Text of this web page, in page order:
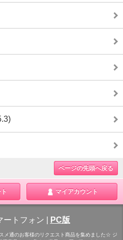
ページの先頭へ戻る
マイアカウント
ートフォン PC版
メ通のお客様のリクエスト商品を集めました☆ ジ